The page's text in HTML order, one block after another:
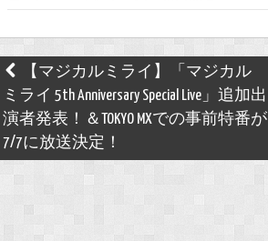
Post
navigation
【マジカルミライ】「マジカル
ミライ 5th Anniversary Special Live」追加出
演者発表！＆TOKYO MXでの事前特番が
7/7に放送決定！